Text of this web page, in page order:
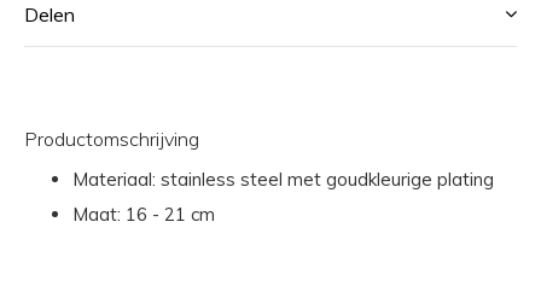
Delen
Productomschrijving
Materiaal: stainless steel met goudkleurige plating
Maat: 16 - 21 cm